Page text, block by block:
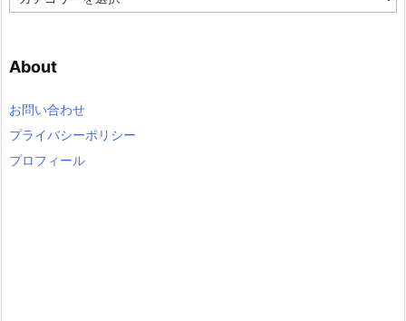
a
g
r
About
お問い合わせ
プライバシーポリシー
プロフィール